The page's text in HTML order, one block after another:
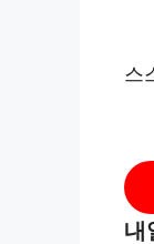
스
내